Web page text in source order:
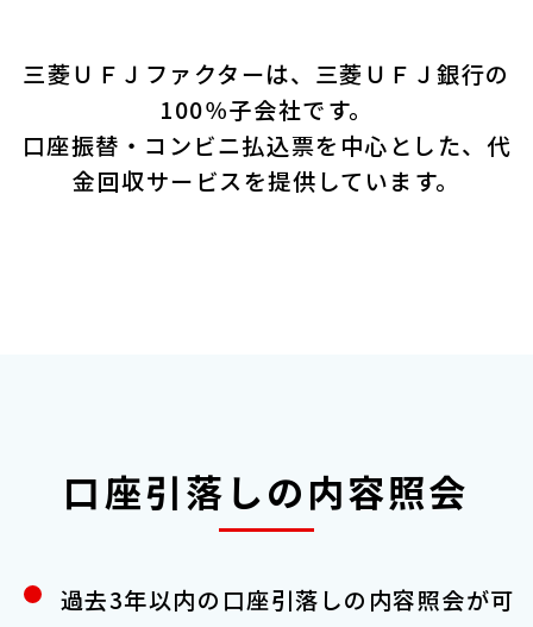
三菱ＵＦＪファクターは、三菱ＵＦＪ銀行の
100％子会社です。
口座振替・コンビニ払込票を中心とした、代
金回収サービスを提供しています。
口座引落しの内容照会
過去3年以内の口座引落しの内容照会が可